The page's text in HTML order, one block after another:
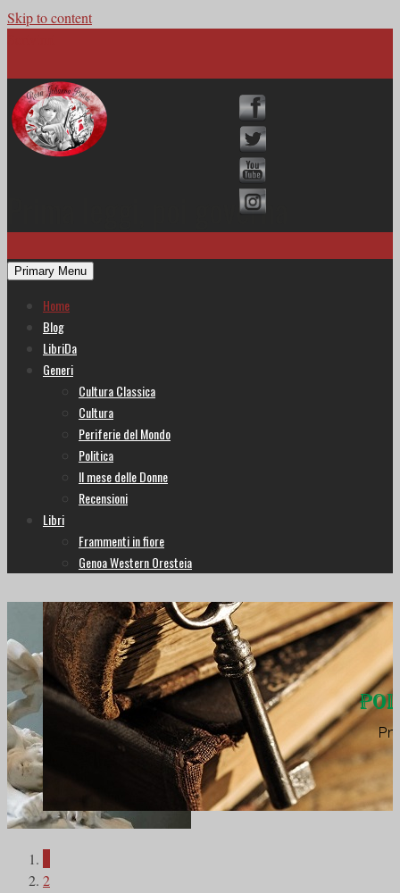
Skip to content
Prima leggi, poi governa
Primary Menu
Home
Blog
LibriDa
Generi
Cultura Classica
Cultura
Periferie del Mondo
Politica
Il mese delle Donne
Recensioni
Libri
Frammenti in fiore
Genoa Western Oresteia
2